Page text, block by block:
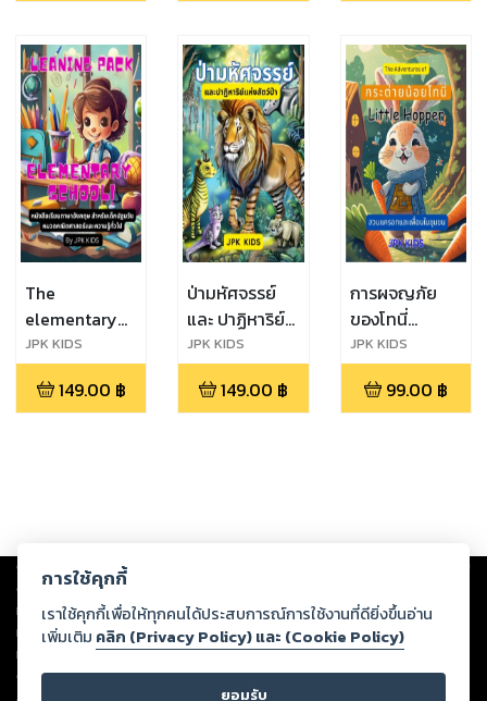
สัมพันธ์ที่มี
ประสิทธิภาพ
The
elementary
school
Learning pack
JPK KIDS
149.00 ฿
ป่ามหัศจรรย์
และ ปาฏิหาริย์
แห่งสัตว์ป่า
JPK KIDS
149.00 ฿
การผจญภัย
ของโทนี่
กระต่ายน้อย:
สวน แครอทกับ
เพื่อนในชุมชน
JPK KIDS
99.00 ฿
Copyright © 2026
ต่อผลงานหรือเนื้อหาใดที่อัปโหลดผ่านเว็บไซต์และปรากฏว่าละเมิดสิทธิใน
ทรัพย์สินทางปัญญาของบุคคลอื่นหรือขัดต่อกฎหมายและศีลธรรม ดังนั้น ผู้อ่าน
ทุกท่านโปรดใช้วิจารณญาณในการกลั่นกรองด้วยตนเอง และหากท่านพบว่าส่วน
หนึ่งส่วนใดขัดต่อกฎหมายและศีลธรรม กรุณาแจ้งมายังบริษัท เพื่อทีมงานจะได้
ดำเนินการในทันที ทั้งนี้ ทางสตอรี่ล็อกขอสงวนลิขสิทธิ์ตามพระราชบัญญัติ
การใช้คุกกี้
เราใช้คุกกี้เพื่อให้ทุกคนได้ประสบการณ์การใช้งานที่ดียิ่งขึ้นอ่าน
เพิ่มเติม คลิก (Privacy Policy) และ (Cookie Policy)
ยอมรับ